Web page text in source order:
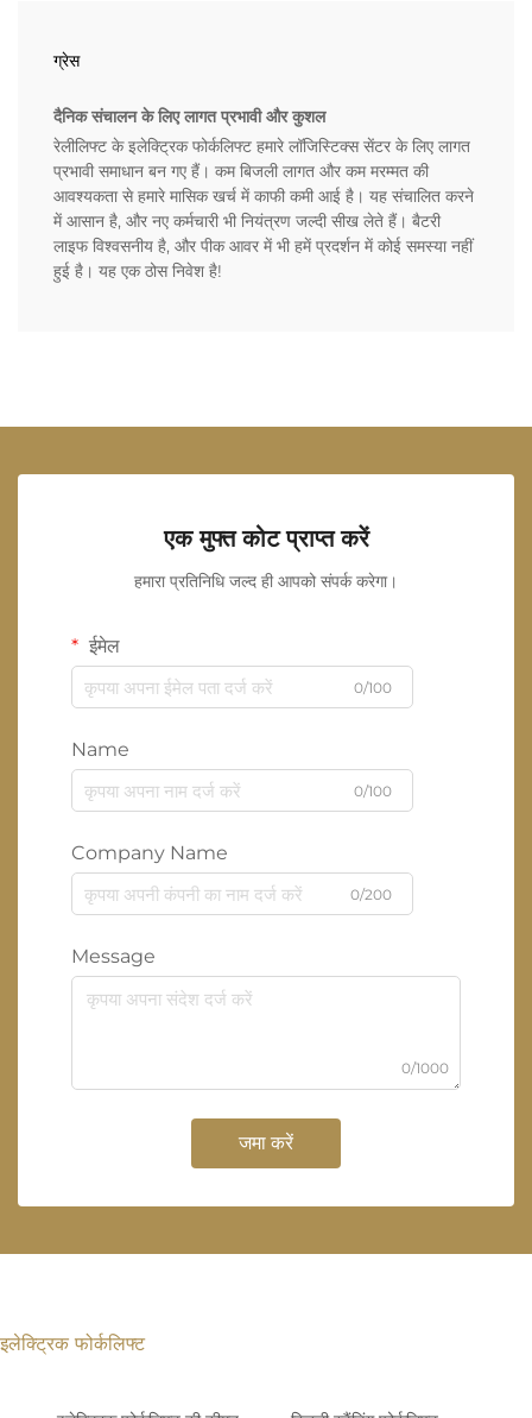
ग्रेस
दैनिक संचालन के लिए लागत प्रभावी और कुशल
रेलीलिफ्ट के इलेक्ट्रिक फोर्कलिफ्ट हमारे लॉजिस्टिक्स सेंटर के लिए लागत
प्रभावी समाधान बन गए हैं। कम बिजली लागत और कम मरम्मत की
आवश्यकता से हमारे मासिक खर्च में काफी कमी आई है। यह संचालित करने
में आसान है, और नए कर्मचारी भी नियंत्रण जल्दी सीख लेते हैं। बैटरी
लाइफ विश्वसनीय है, और पीक आवर में भी हमें प्रदर्शन में कोई समस्या नहीं
हुई है। यह एक ठोस निवेश है!
एक मुफ्त कोट प्राप्त करें
हमारा प्रतिनिधि जल्द ही आपको संपर्क करेगा।
ईमेल
0/100
Name
0/100
Company Name
0/200
Message
0/1000
जमा करें
इलेक्ट्रिक फोर्कलिफ्ट